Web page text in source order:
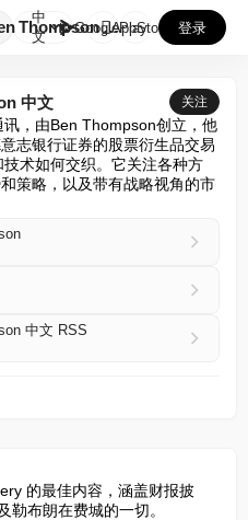
Stratechery by Ben Thompson 中文
中
文
GooglePlay
AppStore 登录
中文 关注
，由Ben Thompson创立，他
志银行证券的股票衍生品交易
术如何交织。它关注各种方
策略，以及带有战略视角的市
中文 RSS
的最佳内容，涵盖财报披
勒布朗在费城的一切。